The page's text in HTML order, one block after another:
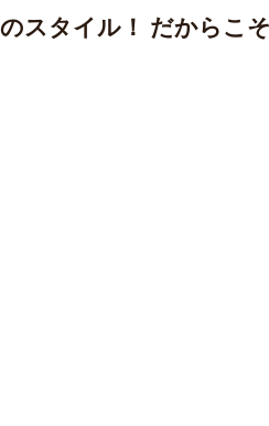
スタイル！ だからこ